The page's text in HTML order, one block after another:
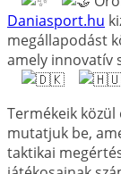
Daniasport.hu
megállapodást
amely innovatív
Termékeik
mutatjuk be,
taktikai